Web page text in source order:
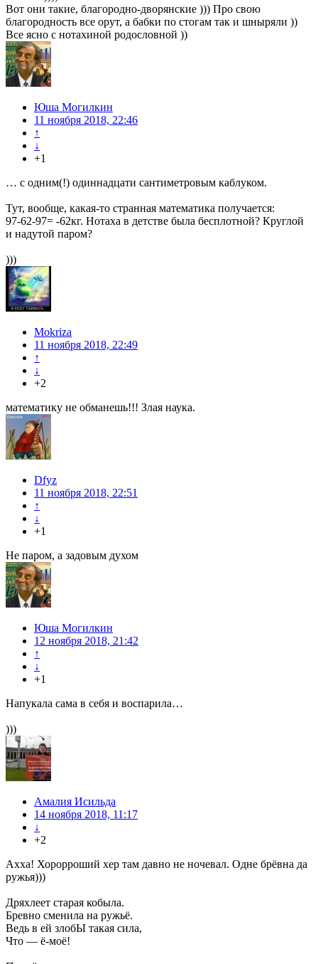
Вот они такие, благородно-дворянские ))) Про свою
благородность все орут, а бабки по стогам так и шныряли ))
Все ясно с нотахиной родословной ))
Юша Могилкин
11 ноября 2018, 22:46
↑
↓
+1
… с одним(!) одиннадцати сантиметровым каблуком.
Тут, вообще, какая-то странная математика получается:
97-62-97= -62кг. Нотаха в детстве была бесплотной? Круглой
и надутой паром?
)))
Mokriza
11 ноября 2018, 22:49
↑
↓
+2
математику не обманешь!!! Злая наука.
Dfyz
11 ноября 2018, 22:51
↑
↓
+1
Не паром, а задовым духом
Юша Могилкин
12 ноября 2018, 21:42
↑
↓
+1
Напукала сама в себя и воспарила…
)))
Амалия Исильда
14 ноября 2018, 11:17
↓
+2
Ахха! Хорорроший хер там давно не ночевал. Одне брёвна да
ружья)))
Дряхлеет старая кобыла.
Бревно сменила на ружьё.
Ведь в ей злобЫ такая сила,
Что — ё-моё!